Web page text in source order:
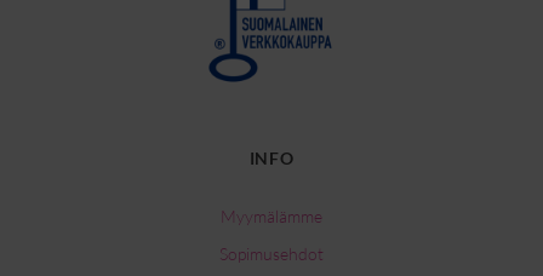
INFO
Myymälämme
Sopimusehdot